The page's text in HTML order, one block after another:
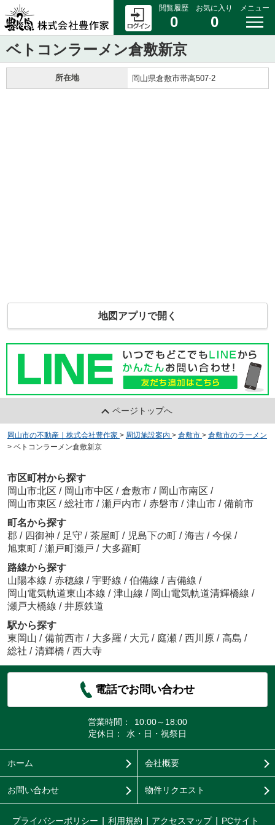
閲覧履歴
0
お気に入り
0
メニュー
ベトコンラーメン倉敷新京
所在地 岡山県倉敷市帯高507-2
地図アプリで開く
ページトップへ
岡山市の不動産｜株式会社豊作家 > 周辺施設案内 > 倉敷市 > 倉敷市のラーメン
> ベトコンラーメン倉敷新京
市区町村から探す
岡山市北区 / 岡山市中区 / 倉敷市 / 岡山市南区 /
岡山市東区 / 総社市 / 瀬戸内市 / 赤磐市 / 津山市 / 備前市
町名から探す
郡 / 四御神 / 足守 / 茶屋町 / 児島下の町 / 海吉 / 今保 /
旭東町 / 瀬戸町瀬戸 / 大多羅町
路線から探す
山陽本線 / 赤穂線 / 宇野線 / 伯備線 / 吉備線 /
岡山電気軌道東山本線 / 津山線 / 岡山電気軌道清輝橋線 /
瀬戸大橋線 / 井原鉄道
駅から探す
東岡山 / 備前西市 / 大多羅 / 大元 / 庭瀬 / 西川原 / 高島 /
総社 / 清輝橋 / 西大寺
電話でお問い合わせ
営業時間：
10:00～18:00
定休日：
水・日・祝祭日
ホーム 会社概要
お問い合わせ 物件リクエスト
プライバシーポリシー 利用規約 アクセスマップ PCサイト